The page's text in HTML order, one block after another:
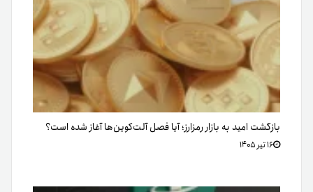
بازگشت امید به بازار رمزارز؛ آیا فصل آلت‌کوین‌ها آغاز شده است؟
۱۶ تیر ۱۴۰۵